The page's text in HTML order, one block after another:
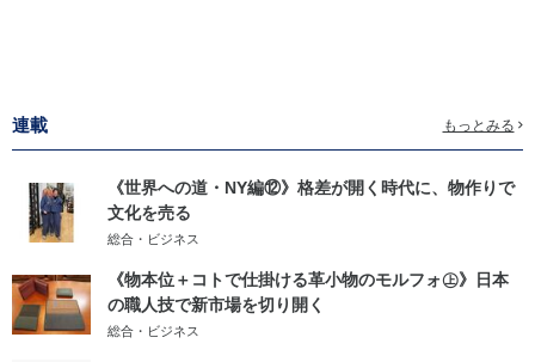
連載 もっとみる
《世界への道・NY編⑫》格差が開く時代に、物作りで
文化を売る
総合・ビジネス
《物本位＋コトで仕掛ける革小物のモルフォ㊤》日本
の職人技で新市場を切り開く
総合・ビジネス